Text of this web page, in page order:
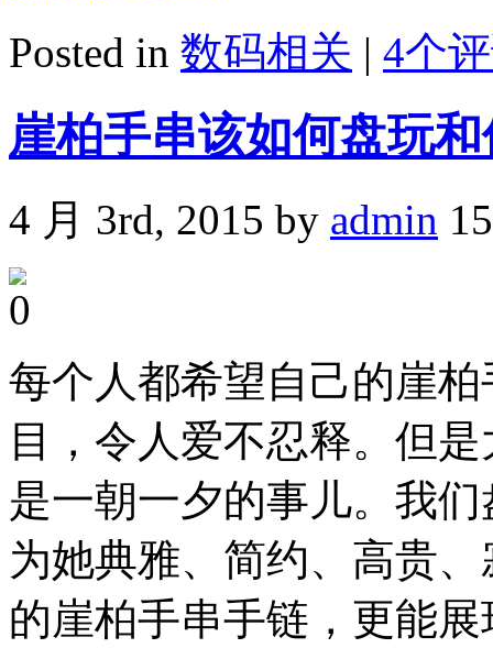
Posted in 数码相关 | 4个
崖柏手串该如何盘玩
4 月 3rd, 2015 by admin
每个人都希望自己的崖
目，令人爱不忍释。但
是一朝一夕的事儿。我
为她典雅、简约、高贵
的崖柏手串手链，更能